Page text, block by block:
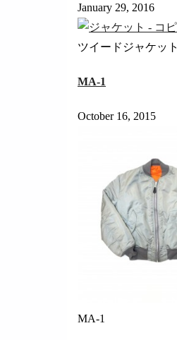
January 29, 2016
ツイードジャケット
MA-1
October 16, 2015
MA-1